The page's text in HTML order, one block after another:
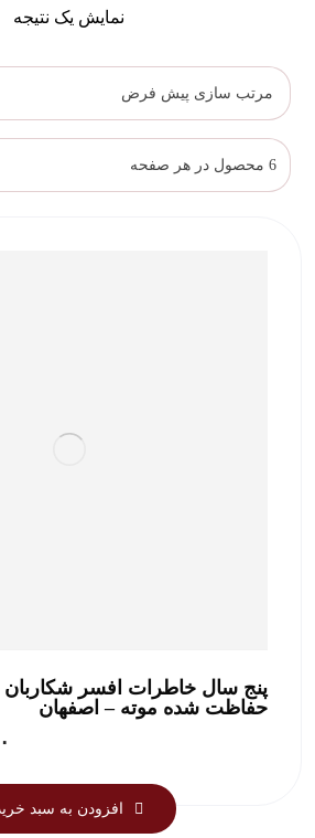
نمایش یک نتیجه
پنج سال خاطرات افسر شکاربان
حفاظت شده موته – اصفهان
افزودن به سبد